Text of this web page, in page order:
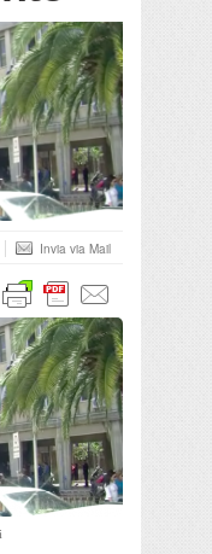
Invia via Mail